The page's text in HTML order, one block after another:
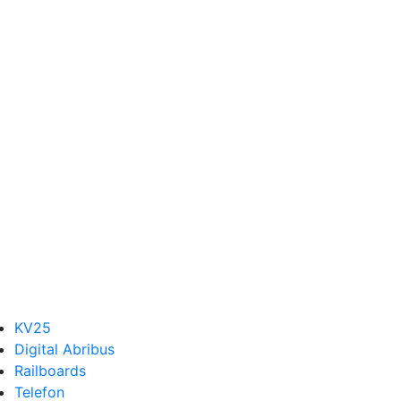
KV25
Digital Abribus
Railboards
Telefon